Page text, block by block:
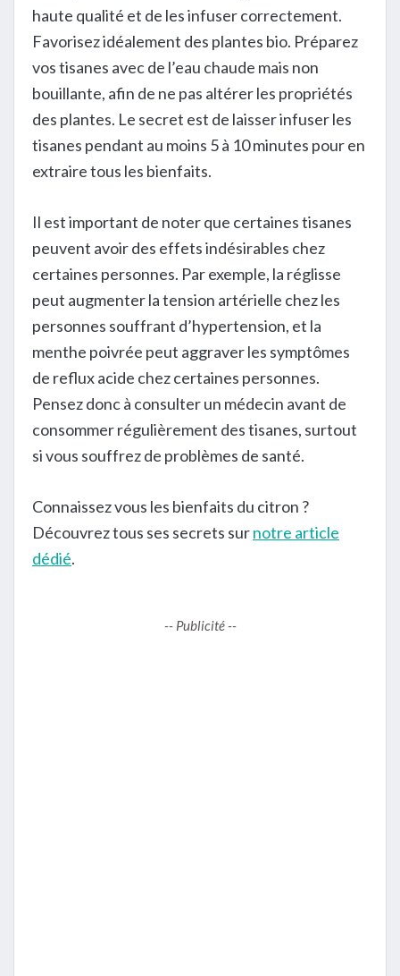
haute qualité et de les infuser correctement.
Favorisez idéalement des plantes bio. Préparez
vos tisanes avec de l’eau chaude mais non
bouillante, afin de ne pas altérer les propriétés
des plantes. Le secret est de laisser infuser les
tisanes pendant au moins 5 à 10 minutes pour en
extraire tous les bienfaits.
Il est important de noter que certaines tisanes
peuvent avoir des effets indésirables chez
certaines personnes. Par exemple, la réglisse
peut augmenter la tension artérielle chez les
personnes souffrant d’hypertension, et la
menthe poivrée peut aggraver les symptômes
de reflux acide chez certaines personnes.
Pensez donc à consulter un médecin avant de
consommer régulièrement des tisanes, surtout
si vous souffrez de problèmes de santé.
Connaissez vous les bienfaits du citron ?
Découvrez tous ses secrets surnotre article
dédié.
-- Publicité --